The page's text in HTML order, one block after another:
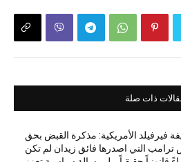
ذات صلة
فيرفيلد الأمريكية: مذكرة القبض بحق
ترامب التي اصدرها فائق زيدان لم تكن